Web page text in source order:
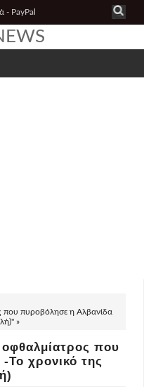
- PayPal
που πυροβόλησε η Αλβανίδα
»
που
χρονικό της